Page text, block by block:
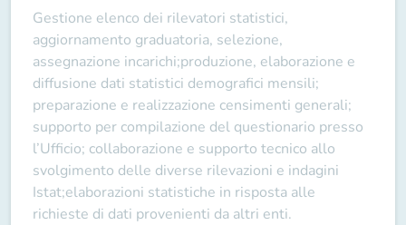
Gestione elenco dei rilevatori statistici,
aggiornamento graduatoria, selezione,
assegnazione incarichi;produzione, elaborazione e
diffusione dati statistici demografici mensili;
preparazione e realizzazione censimenti generali;
supporto per compilazione del questionario presso
l’Ufficio; collaborazione e supporto tecnico allo
svolgimento delle diverse rilevazioni e indagini
Istat;elaborazioni statistiche in risposta alle
richieste di dati provenienti da altri enti.